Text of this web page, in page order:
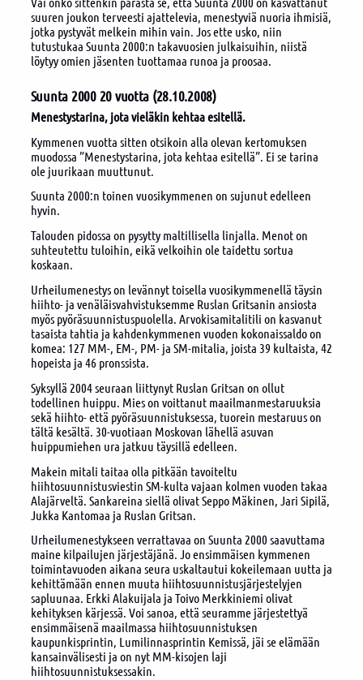
suuren joukon terveesti ajattelevia, menestyviä nuoria ihmisiä,
jotka pystyvät melkein mihin vain. Jos ette usko, niin
tutustukaa Suunta 2000:n takavuosien julkaisuihin, niistä
löytyy omien jäsenten tuottamaa runoa ja proosaa.
Suunta 2000 20 vuotta (28.10.2008)
Menestystarina, jota vieläkin kehtaa esitellä.
Kymmenen vuotta sitten otsikoin alla olevan kertomuksen
muodossa ”Menestystarina, jota kehtaa esitellä”. Ei se tarina
ole juurikaan muuttunut.
Suunta 2000:n toinen vuosikymmenen on sujunut edelleen
hyvin.
Talouden pidossa on pysytty maltillisella linjalla. Menot on
suhteutettu tuloihin, eikä velkoihin ole taidettu sortua
koskaan.
Urheilumenestys on levännyt toisella vuosikymmenellä täysin
hiihto- ja venäläisvahvistuksemme Ruslan Gritsanin ansiosta
myös pyöräsuunnistuspuolella. Arvokisamitalitili on kasvanut
tasaista tahtia ja kahdenkymmenen vuoden kokonaissaldo on
komea: 127 MM-, EM-, PM- ja SM-mitalia, joista 39 kultaista, 42
hopeista ja 46 pronssista.
Syksyllä 2004 seuraan liittynyt Ruslan Gritsan on ollut
todellinen huippu. Mies on voittanut maailmanmestaruuksia
sekä hiihto- että pyöräsuunnistuksessa, tuorein mestaruus on
tältä kesältä. 30-vuotiaan Moskovan lähellä asuvan
huippumiehen ura jatkuu täysillä edelleen.
Makein mitali taitaa olla pitkään tavoiteltu
hiihtosuunnistusviestin SM-kulta vajaan kolmen vuoden takaa
Alajärveltä. Sankareina siellä olivat Seppo Mäkinen, Jari Sipilä,
Jukka Kantomaa ja Ruslan Gritsan.
Urheilumenestykseen verrattavaa on Suunta 2000 saavuttama
maine kilpailujen järjestäjänä. Jo ensimmäisen kymmenen
toimintavuoden aikana seura uskaltautui kokeilemaan uutta ja
kehittämään ennen muuta hiihtosuunnistusjärjestelyjen
sapluunaa. Erkki Alakuijala ja Toivo Merkkiniemi olivat
kehityksen kärjessä. Voi sanoa, että seuramme järjestettyä
ensimmäisenä maailmassa hiihtosuunnistuksen
kaupunkisprintin, Lumilinnasprintin Kemissä, jäi se elämään
kansainvälisesti ja on nyt MM-kisojen laji
hiihtosuunnistuksessakin.